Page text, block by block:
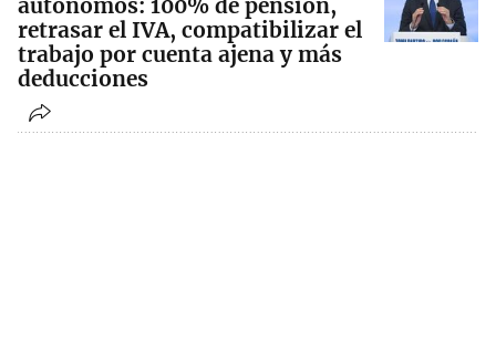
autónomos: 100% de pensión,
retrasar el IVA, compatibilizar el
trabajo por cuenta ajena y más
deducciones